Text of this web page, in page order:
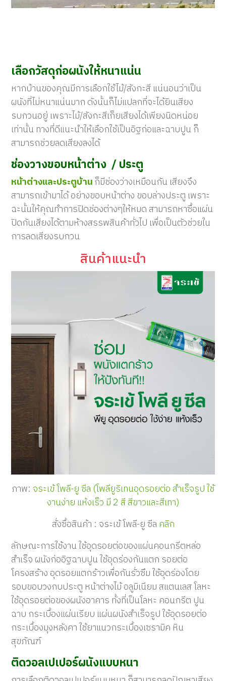
เลือกวัสดุก่อผนังให้หนาแน่น
หากบ้านของคุณมีการเลือกใช้ไม้/สังกะสี แน่นอนว่าเป็น
ผนังที่ไม่หนาแน่นมาก ดังนั้นก็ไม่แปลกที่จะได้ยินเสียง
รบกวนอยู่ เพราะไม้/สังกะสีเก็ยเสียงได้เพียงนิดหน่อย
เท่านั้น ทางที่ดีแนะนำให้เลือกใช้เป็นอิฐก่อและฉาบปูน ก็
สามารถช่วยลดเสียงลงได้
ช่องวางขอบหน้าต่าง / ประตู
หน้าต่างและประตูบ้านก็มีช่องว่างเหมือนกัน เสียงจึง
สามารถเข้ามาได้ อย่างขอบหน้าต่าง ขอบล่างประตู เพราะ
ฉะนั้นให้คุณทำการปิดช่องต่างๆให้หมด สามารถหาซื้อแผ่น
ปิดกันเสียงได้ตามห้างสรรพสินค้าทั่วไป เพื่อเป็นตัวช่วยใน
การลดเสียงรบกวน
สินค้าแนะนำ
ภาพ: จระเข้ โพลี-ยู ซีล (โพลียูริเทนอุดรอยต่อ สำเร็จรูป ใช้
งานง่าย แห้งเร็ว มี 2 สี สีขาวและสีเทา)
สั่งซื้อสินค้า : จระเข้โพลี-ยู ซีล คลิก
ลักษณะการใช้งาน ใช้อุดรอยต่อของแผ่นคอนกรีตหล่อ
สำเร็จ ผนังก่ออิฐฉาบปูน ใช้อุดร่องกันแตก รอยต่อ
โครงสร้าง อุดรอยแตกร้าวเพื่อกันรั่วซึม ใช้อุดร่องโดย
รอบขอบวงกบประตู หน้าต่างไม้ อลูมิเนียม สแตนเลส โลหะ
ใช้อุดรอยต่อของผนังอาคาร ทั้งที่เป็นโลหะ คอนกรีต ปูน
ฉาบ กระเบื้องแผ่นเรียบ แผ่นผนังสำเร็จรูป ใช้อุดรอยต่อ
กระเบื้องมุงหลังคา ใช้ยาแนวกระเบื้องเซรามิค หิน
สุขภัณฑ์
ติดวอลเปเปอร์ผนังแบบหนา